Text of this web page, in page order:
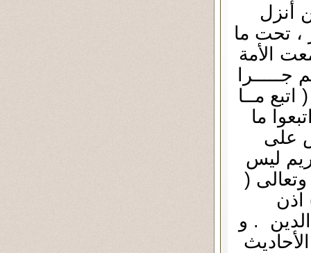
أنزل
، تحت ما
الأمة
مــا
ما
على
ليس
(
اذن
. و